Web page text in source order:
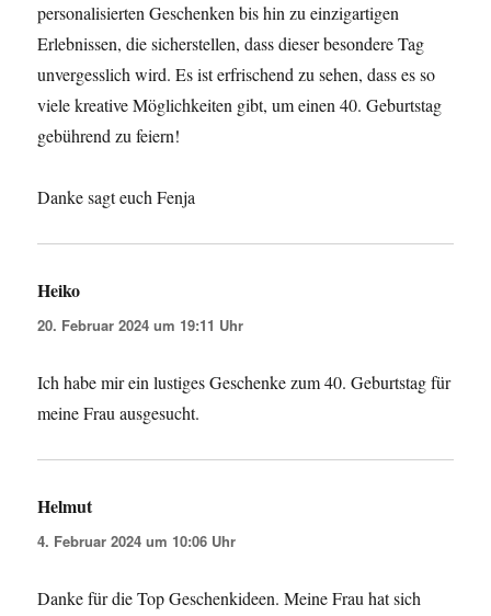
personalisierten Geschenken bis hin zu einzigartigen
Erlebnissen, die sicherstellen, dass dieser besondere Tag
unvergesslich wird. Es ist erfrischend zu sehen, dass es so
viele kreative Möglichkeiten gibt, um einen 40. Geburtstag
gebührend zu feiern!
Danke sagt euch Fenja
Heiko
20. Februar 2024 um 19:11 Uhr
Ich habe mir ein lustiges Geschenke zum 40. Geburtstag für
meine Frau ausgesucht.
Helmutsagt:
4. Februar 2024 um 10:06 Uhr
Danke für die Top Geschenkideen. Meine Frau hat sich